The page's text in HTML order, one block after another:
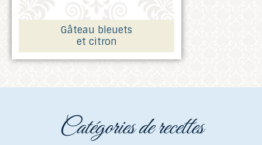
Gâteau bleuets
et citron
catégories de recettes